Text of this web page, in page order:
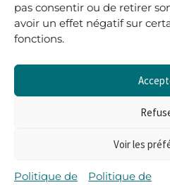
pas consentir ou de retirer
avoir un effet négatif sur
fonctions.
Voir les
Politique de Politique de
Tous droits réservés ©
Rives